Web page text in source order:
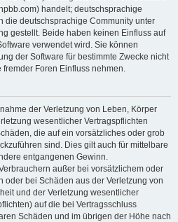
handelt; deutschsprachige
die deutschsprachige Community unter
gestellt. Beide haben keinen Einfluss auf
verwendet wird. Sie können
der Software für bestimmte Zwecke nicht
Foren Einfluss nehmen.
der Verletzung von Leben, Körper
wesentlicher Vertragspflichten
die auf ein vorsätzliches oder grob
sind. Dies gilt auch für mittelbare
entgangenen Gewinn.
außer bei vorsätzlichem oder
oder bei Schäden aus der Verletzung von
und der Verletzung wesentlicher
auf die bei Vertragsschluss
Schäden und im übrigen der Höhe nach